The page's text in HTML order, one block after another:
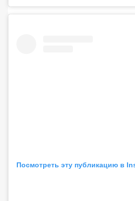
Посмотреть эту публикацию в